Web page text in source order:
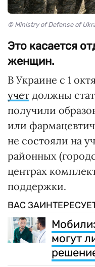
© Ministry of Defense of
Это касается
женщин.
В Украине с 1
учет должны
получили
или
не состояли на
районных
центрах
поддержки.
ВАС
могут